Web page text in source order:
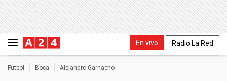
En vivo Radio La Red
Futbol Boca Alejandro Garnacho